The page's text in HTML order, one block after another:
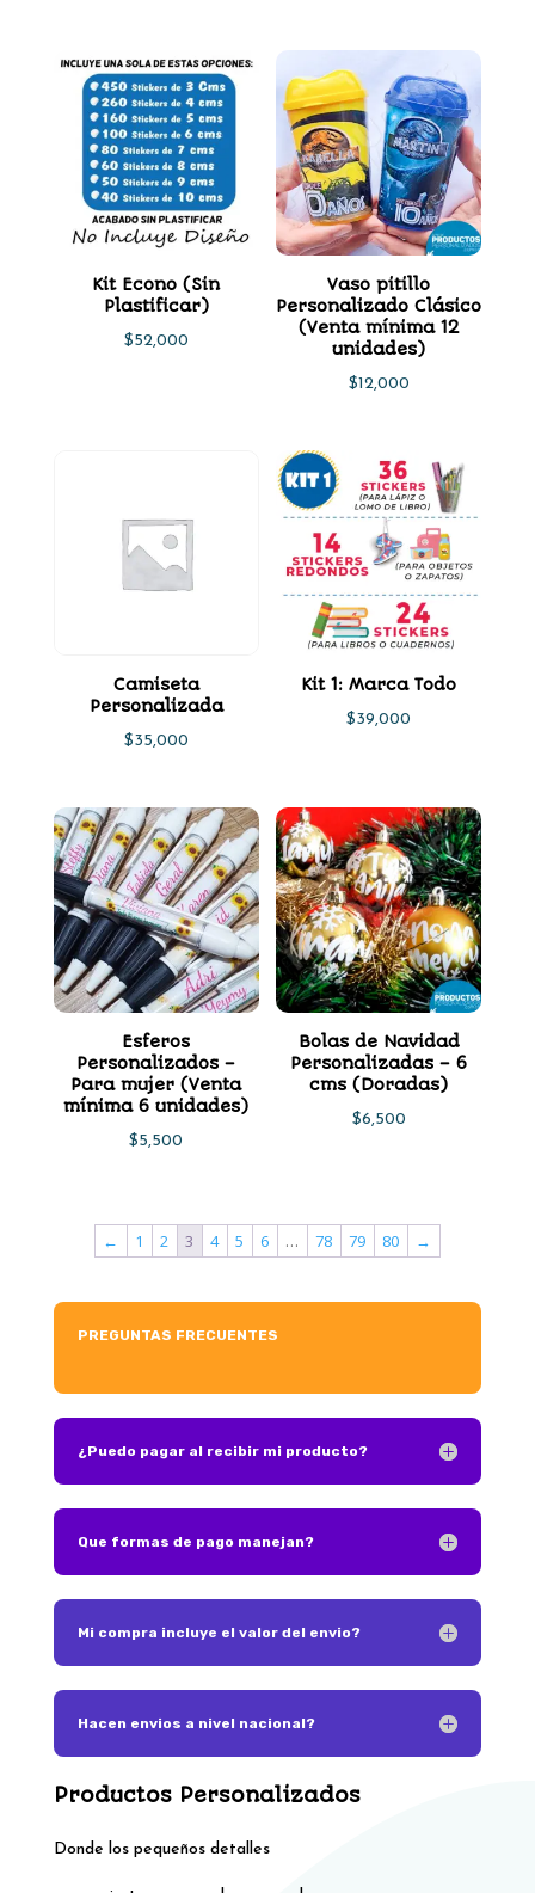
Kit Econo (Sin
Plastificar)
$52,000
Vaso pitillo
Personalizado Clásico
(Venta mínima 12
unidades)
$12,000
Camiseta
Personalizada
$35,000
Kit 1: Marca Todo
$39,000
Esferos
Personalizados –
Para mujer (Venta
mínima 6 unidades)
$5,500
Bolas de Navidad
Personalizadas – 6
cms (Doradas)
$6,500
← 1 2 3 4 5 6 … 78 79 80 →
PREGUNTAS FRECUENTES
¿Puedo pagar al recibir mi producto?
Que formas de pago manejan?
Mi compra incluye el valor del envio?
Hacen envios a nivel nacional?
Productos Personalizados
Donde los pequeños detalles